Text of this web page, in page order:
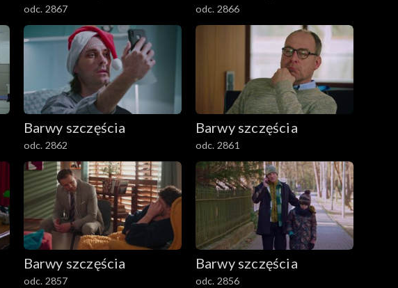
odc. 2867 odc. 2866
Barwy szczęścia
odc. 2862
Barwy szczęścia
odc. 2861
Barwy szczęścia
odc. 2857
Barwy szczęścia
odc. 2856